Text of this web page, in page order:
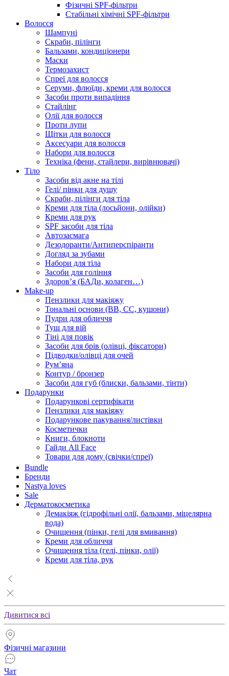
Фізичні SPF-фільтри
Стабільні хімічні SPF-фільтри
Волосся
Шампуні
Скраби, пілінги
Бальзами, кондиціонери
Маски
Термозахист
Спреї для волосся
Серуми, флюїди, креми для волосся
Засоби проти випадіння
Стайлінг
Олії для волосся
Проти лупи
Щітки для волосся
Аксесуари для волосся
Набори для волосся
Техніка (фени, стайлери, вирівнювачі)
Тіло
Засоби від акне на тілі
Гелі/ пінки для душу
Скраби, пілінги для тіла
Креми для тіла (лосьйони, олійки)
Креми для рук
SPF засоби для тіла
Автозасмага
Дезодоранти/Антиперспіранти
Догляд за зубами
Набори для тіла
Засоби для гоління
Здоровʼя (БАДи, колаген…)
Make-up
Пензлики для макіяжу
Тональні основи (BB, CC, кушони)
Пудри для обличчя
Туш для вій
Тіні для повік
Засоби для брів (олівці, фіксатори)
Підводки/олівці для очей
Румʼяна
Контур / бронзер
Засоби для губ (блиски, бальзами, тінти)
Подарунки
Подарункові сертифікати
Пензлики для макіяжу
Подарункове пакування/листівки
Косметички
Книги, блокноти
Гайди All Face
Товари для дому (свічки/спреї)
Bundle
Бренди
Nastya loves
Sale
Дерматокосметика
Демакіяж (гідрофільні олії, бальзами, міцелярна
вода)
Очищення (пінки, гелі для вмивання)
Креми для обличчя
Очищення тіла (гелі, пінки, олії)
Креми для тіла, рук
Дивитися всі
Фізичні магазини
Чат